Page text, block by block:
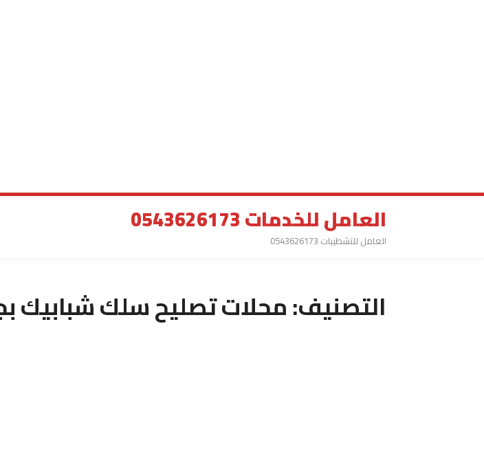
العامل للخدمات 0543626173
العامل للتشطيبات 0543626173
التصنيف:محلات تصليح سلك شبابيك